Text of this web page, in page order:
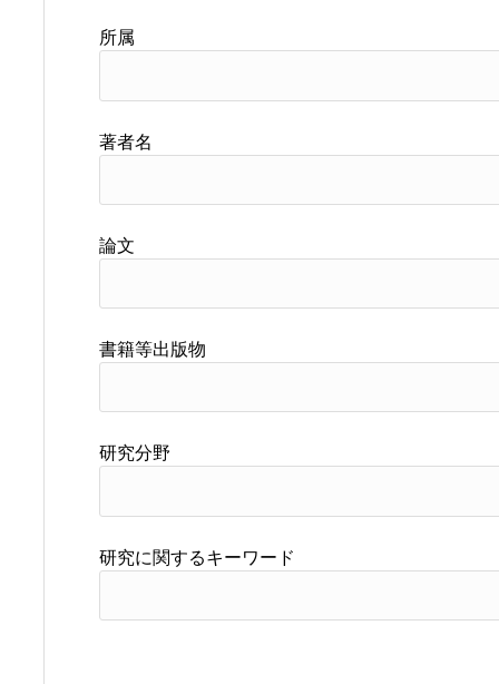
所属
著者名
論文
書籍等出版物
研究分野
研究に関するキーワード